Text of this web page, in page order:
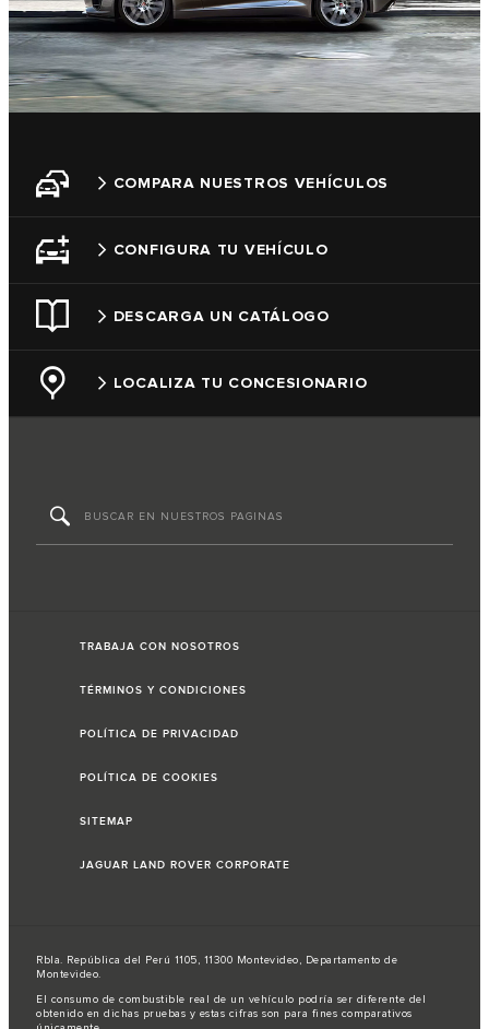
COMPARA NUESTROS VEHÍCULOS
CONFIGURA TU VEHÍCULO
DESCARGA UN CATÁLOGO
LOCALIZA TU CONCESIONARIO
TRABAJA CON NOSOTROS
TÉRMINOS Y CONDICIONES
POLÍTICA DE PRIVACIDAD
POLÍTICA DE COOKIES
SITEMAP
JAGUAR LAND ROVER CORPORATE
Rbla. República del Perú 1105, 11300 Montevideo, Departamento de
Montevideo.
El consumo de combustible real de un vehículo podría ser diferente del
obtenido en dichas pruebas y estas cifras son para fines comparativos